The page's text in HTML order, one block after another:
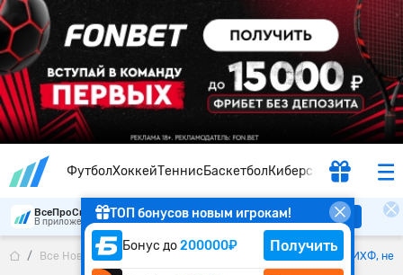
ФутболХоккейТеннисБаскетболКиберспорт
ТОП бонусов новым игрокам!
Бонус до200000₽ Получить
ВсеПроСпорт
В приложении удобнее Скачать
Все Новости Россия сохраняет лидерство в рейтинге ИИХФ,